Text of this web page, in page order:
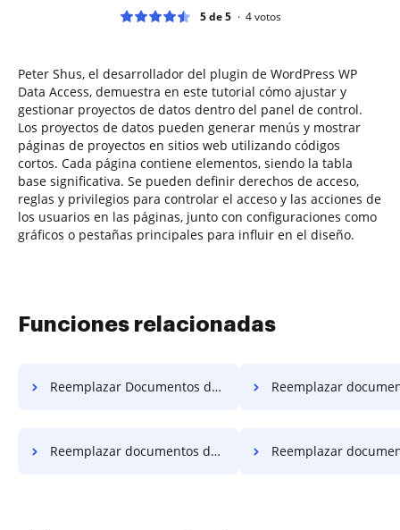
5 de 5 4votos
Peter Shus, el desarrollador del plugin de WordPress WP
Data Access, demuestra en este tutorial cómo ajustar y
gestionar proyectos de datos dentro del panel de control.
Los proyectos de datos pueden generar menús y mostrar
páginas de proyectos en sitios web utilizando códigos
cortos. Cada página contiene elementos, siendo la tabla
base significativa. Se pueden definir derechos de acceso,
reglas y privilegios para controlar el acceso y las acciones de
los usuarios en las páginas, junto con configuraciones como
gráficos o pestañas principales para influir en el diseño.
Funciones relacionadas
Reemplazar Documentos de Símbolos en el Sitio Web Reemplazar documentos de
Reemplazar documentos de símbolos en Internet Explorer Reemplazar documentos de símbolos en